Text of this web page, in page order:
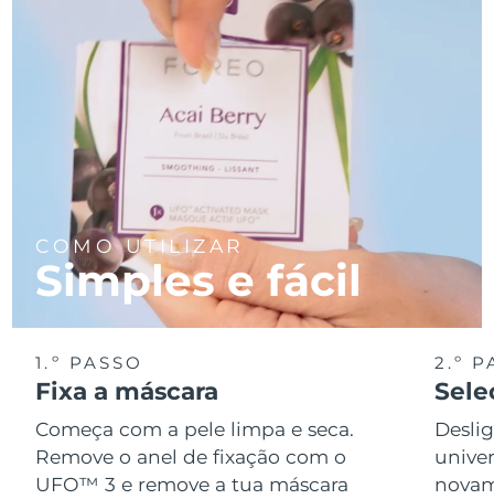
COMO UTILIZAR
Simples e fácil
1.º PASSO
Fixa a máscara
Começa com a pele limpa e seca.
Remove o anel de fixação com o
UFO™ 3 e remove a tua máscara
2.º